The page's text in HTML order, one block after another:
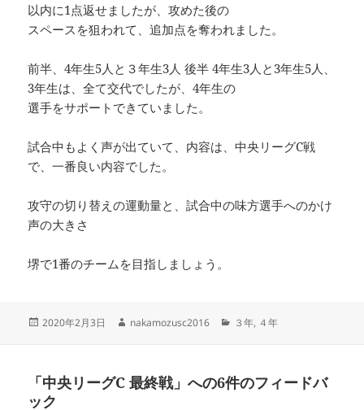
以内に1点返せましたが、攻めた後の
スペースを狙われて、追加点を奪われました。
前半、4年生5人と３年生3人 後半 4年生3人と3年生5人、
3年生は、全て交代でしたが、4年生の
選手をサポートできていました。
試合中もよく声が出ていて、内容は、中央リーグC戦
で、一番良い内容でした。
攻守の切り替えの運動量と、試合中の味方選手へのかけ
声の大きさ
堺で1番のチームを目指しましょう。
投
2020年2月3日
作
nakamozusc2016
カ
ー
３年, ４年
「中央リーグC 最終戦」への6件のフィードバ
ック